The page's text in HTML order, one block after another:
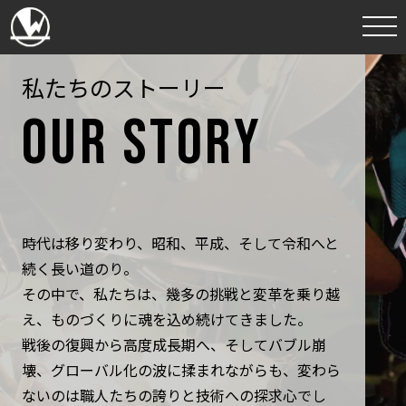
部品の加工から設計、商社ビジネスまで、
それが吉田電材工業です。
私たちのストーリー
OUR STORY
時代は移り変わり、昭和、平成、そして令和へと
続く長い道のり。
その中で、私たちは、幾多の挑戦と変革を乗り越
え、ものづくりに魂を込め続けてきました。
戦後の復興から高度成長期へ、そしてバブル崩
壊、グローバル化の波に揉まれながらも、変わら
ないのは職人たちの誇りと技術への探求心でし